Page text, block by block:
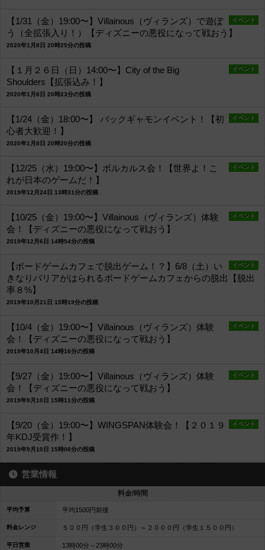
イベント
【1/31（金）19:00〜】Villainous（ヴィランズ）で遊ぼ
う（全拡張入り！）【ディズニーの悪役になって戦おう】
2020年1月8日 20時25分の投稿
イベント
【１月２６日（日）14:00〜】City of the Big
Shoulders【拡張込み！】
2020年1月8日 20時23分の投稿
イベント
【1/24（金）18:00〜】 バックギャモンイベント！【初
心者大歓迎！】
2020年1月8日 20時20分の投稿
イベント
【12/25（水）19:00〜】ボルカルス会！【世界よ！こ
れが日本のゲームだ！】
2019年12月24日 13時31分の投稿
イベント
【10/25（金）19:00〜】Villainous（ヴィランズ）体験
会！【ディズニーの悪役になって戦おう】
2019年12月6日 14時54分の投稿
イベント
【ボードゲームカフェで脱出ゲーム！？】6/8（土）い
きなりバリアがはられるボードゲームカフェからの脱出【脱出
率８%】
2019年10月21日 15時19分の投稿
イベント
【10/4（金）19:00〜】Villainous（ヴィランズ）体験
会！【ディズニーの悪役になって戦おう】
2019年10月4日 14時16分の投稿
イベント
【9/27（金）19:00〜】Villainous（ヴィランズ）体験
会！【ディズニーの悪役になって戦おう】
2019年9月10日 15時11分の投稿
イベント
【9/20（金）19:00〜】WINGSPAN体験会！【２０１９
年KDJ受賞作！】
2019年9月10日 15時08分の投稿
営業情報
料金/時間
平均予算 平均1500円前後
料金レンジ ５００円（学生３００円）～２０００円（学生１５００円）
平日営業 13時00分～23時00分